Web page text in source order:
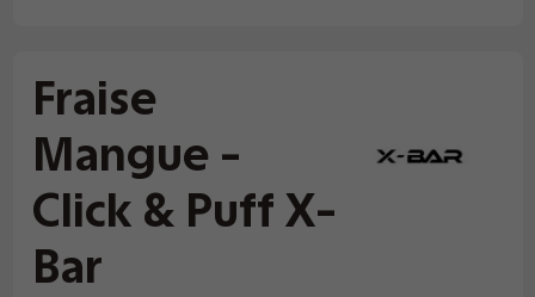
Fraise
Mangue -
Click & Puff X-
Bar